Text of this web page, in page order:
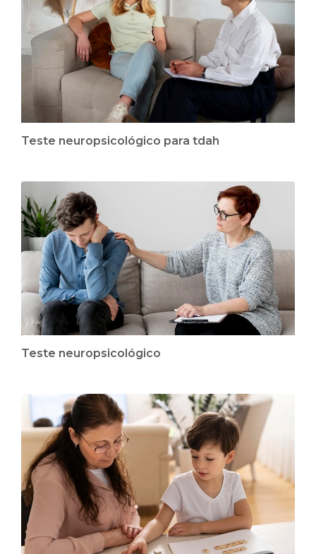
Teste neuropsicológico para tdah
Teste neuropsicológico